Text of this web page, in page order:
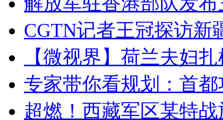
CGTN记者王冠探访新
【微视界】荷兰夫妇
专家带你看规划：首
超燃！西藏军区某特